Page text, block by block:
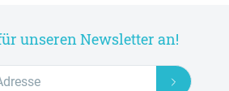
unseren Newsletter an!